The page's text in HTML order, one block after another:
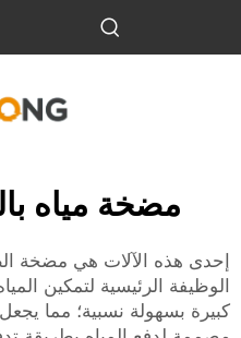
مضخة مياه
إحدى هذه الآلات هي مضخة
الوظيفة الرئيسية لتمكين
كبيرة بسهولة نسبية؛ مما